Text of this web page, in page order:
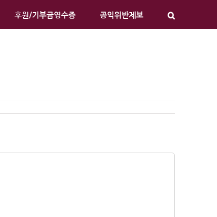
후원/기부금영수증 공익위반제보